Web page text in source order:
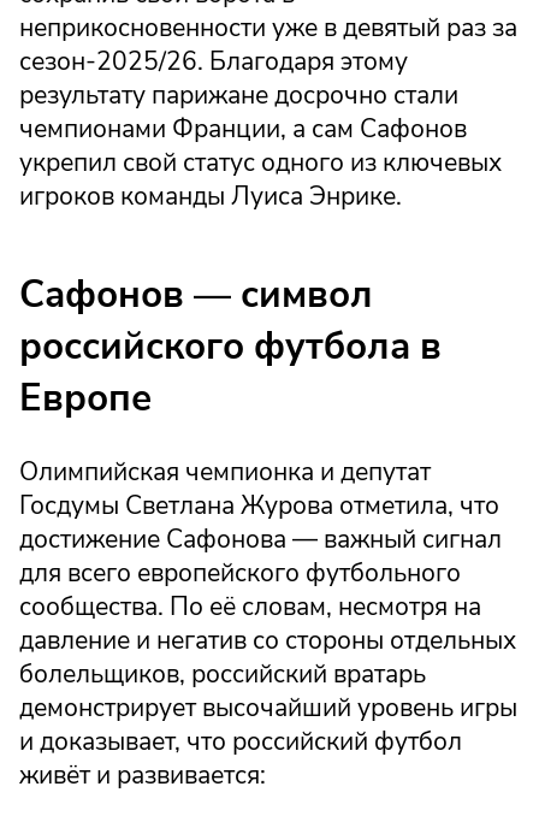
неприкосновенности уже в девятый раз за
сезон-2025/26. Благодаря этому
результату парижане досрочно стали
чемпионами Франции, а сам Сафонов
укрепил свой статус одного из ключевых
игроков команды Луиса Энрике.
Сафонов — символ
российского футбола в
Европе
Олимпийская чемпионка и депутат
Госдумы Светлана Журова отметила, что
достижение Сафонова — важный сигнал
для всего европейского футбольного
сообщества. По её словам, несмотря на
давление и негатив со стороны отдельных
болельщиков, российский вратарь
демонстрирует высочайший уровень игры
и доказывает, что российский футбол
живёт и развивается: